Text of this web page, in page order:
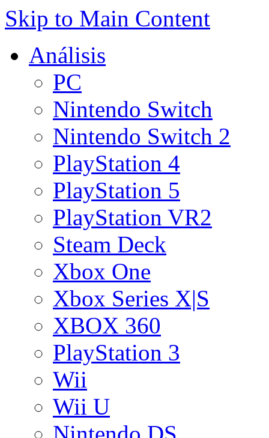
Skip to Main Content
Análisis
PC
Nintendo Switch
Nintendo Switch 2
PlayStation 4
PlayStation 5
PlayStation VR2
Steam Deck
Xbox One
Xbox Series X|S
XBOX 360
PlayStation 3
Wii
Wii U